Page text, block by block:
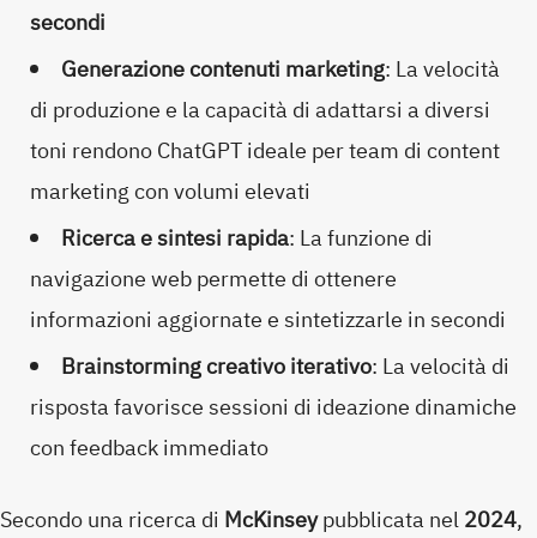
secondi
Generazione contenuti marketing: La velocità
di produzione e la capacità di adattarsi a diversi
toni rendono ChatGPT ideale per team di content
marketing con volumi elevati
Ricerca e sintesi rapida: La funzione di
navigazione web permette di ottenere
informazioni aggiornate e sintetizzarle in secondi
Brainstorming creativo iterativo: La velocità di
risposta favorisce sessioni di ideazione dinamiche
con feedback immediato
Secondo una ricerca di McKinseypubblicata nel2024,